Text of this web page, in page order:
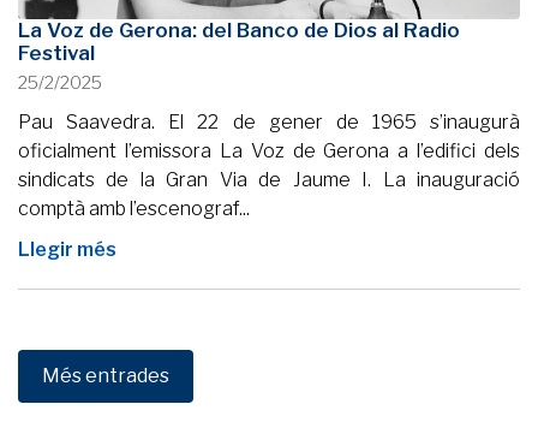
La Voz de Gerona: del Banco de Dios al Radio
Festival
25/2/2025
Pau Saavedra. El 22 de gener de 1965 s’inaugurà
oficialment l’emissora La Voz de Gerona a l’edifici dels
sindicats de la Gran Via de Jaume I. La inauguració
comptà amb l’escenograf...
Llegir més
Més entrades